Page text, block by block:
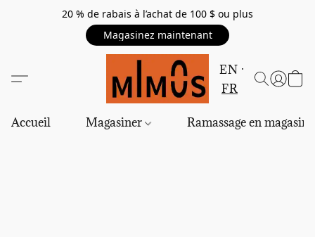
20 % de rabais à l’achat de 100 $ ou plus
Magasinez maintenant
EN
FR
Accueil Magasiner Ramassage en magasin